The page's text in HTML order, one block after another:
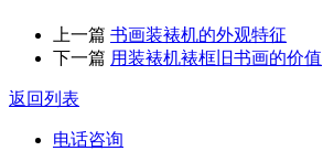
上一篇 书画装裱机的外观特征
下一篇 用装裱机裱框旧书画的价值
返回列表
电话咨询